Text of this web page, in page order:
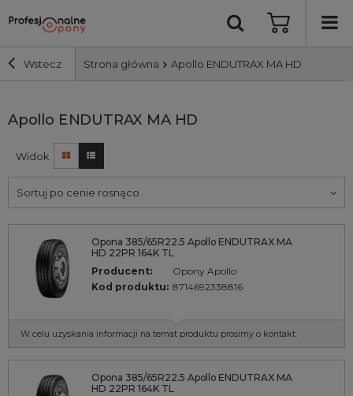
Wstecz Strona główna Apollo ENDUTRAX MA HD
Szerokość i profil
Średnica
Producent
Bieżnik
Nośność
Wyszukaj
Apollo ENDUTRAX MA HD
Widok
Sortuj po cenie rosnąco
Opona 385/65R22.5 Apollo ENDUTRAX MA
HD 22PR 164K TL
Producent:
Opony Apollo
Kod produktu: 8714692338816
W celu uzyskania informacji na temat produktu prosimy o kontakt.
Opona 385/65R22.5 Apollo ENDUTRAX MA
HD 22PR 164K TL